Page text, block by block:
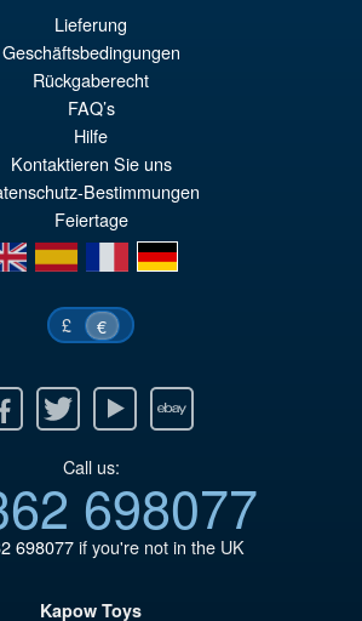
PRÉ COMMANDE
Lieferung
Geschäftsbedingungen
Rückgaberecht
FAQ’s
Hilfe
Kontaktieren Sie uns
Bestimmungen
Feiertage
es fr de
£ €
Youtube Ebay
Call us:
698077
698077if you're not in the UK
Kapow Toys